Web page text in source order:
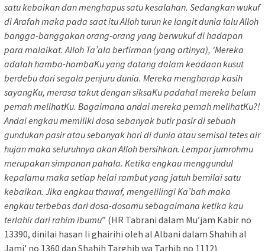
satu kebaikan dan menghapus satu kesalahan. Sedangkan wukuf
di Arafah maka pada saat itu Alloh turun ke langit dunia lalu Alloh
bangga-banggakan orang-orang yang berwukuf di hadapan
para malaikat. Alloh Ta’ala berfirman (yang artinya), ‘Mereka
adalah hamba-hambaKu yang datang dalam keadaan kusut
berdebu dari segala penjuru dunia. Mereka mengharap kasih
sayangKu, merasa takut dengan siksaKu padahal mereka belum
pernah melihatKu. Bagaimana andai mereka pernah melihatKu?!
Andai engkau memiliki dosa sebanyak butir pasir di sebuah
gundukan pasir atau sebanyak hari di dunia atau semisal tetes air
hujan maka seluruhnya akan Alloh bersihkan. Lempar jumrohmu
merupakan simpanan pahala. Ketika engkau menggundul
kepalamu maka setiap helai rambut yang jatuh bernilai satu
kebaikan. Jika engkau thawaf, mengelilingi Ka’bah maka
engkau terbebas dari dosa-dosamu sebagaimana ketika kau
terlahir dari rahim ibumu” (HR Tabrani dalam Mu’jam Kabir no
13390, dinilai hasan li ghairihi oleh al Albani dalam Shahih al
Jami’ no 1360 dan Shahih Targhib wa Tarhib no 1112).